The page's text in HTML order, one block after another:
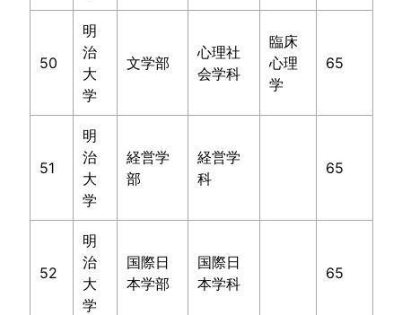
50
明
治
大
学
文学部
心理社
会学科
臨床
心理
学
65
51
明
治
大
学
経営学
部
経営学
科
65
52
明
治
大
学
国際日
本学部
国際日
本学科
65